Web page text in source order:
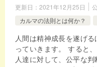
更新日： 2021年12月25日
カルマの法則とは何か？
人間は精神成長を遂げ
っていきます。 すると
人達に対して、公平な